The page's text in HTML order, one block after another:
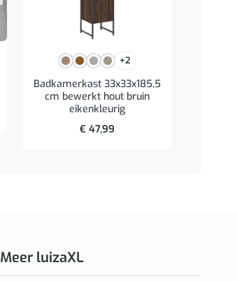
+2
Badkamerkast 33x33x185,5
cm bewerkt hout bruin
eikenkleurig
€ 47,99
Meer luizaXL